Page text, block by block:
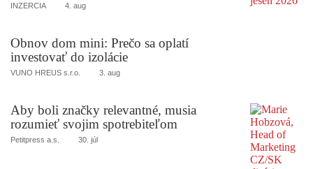
INZERCIA 4. aug
Obnov dom mini: Prečo sa oplatí
investovať do izolácie
VUNO HREUS s.r.o. 3. aug
Aby boli značky relevantné, musia
rozumieť svojim spotrebiteľom
Petitpress a.s. 30. júl